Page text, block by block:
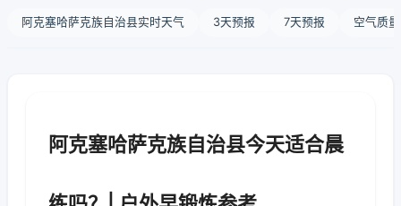
阿克塞哈萨克族自治县实时天气 3天预报 7天预报 空气质量
阿克塞哈萨克族自治县今天适合晨